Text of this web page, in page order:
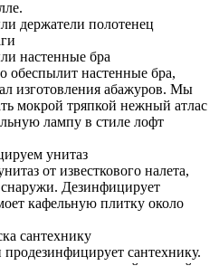
держатели полотенец
настенные бра
обеспылит настенные бра,
изготовления абажуров. Мы
мокрой тряпкой нежный атлас
лампу в стиле лофт
унитаз
от известкового налета,
Дезинфицирует
кафельную плитку около
сантехнику
сантехнику.